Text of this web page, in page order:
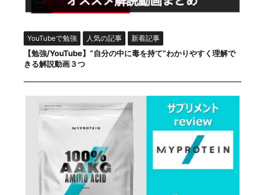
YouTubeで勉強 人気の記事 新着記事
【勉強/YouTube】”自分の中に毒を持て”わかりやすく理解で
きる解説動画３つ